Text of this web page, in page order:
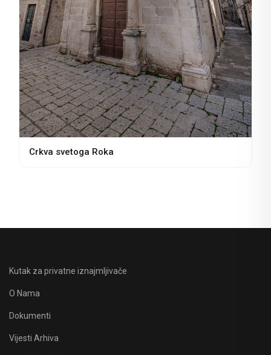
Crkva svetoga Roka
Kutak za privatne iznajmljivače
O Nama
Dokumenti
Vijesti Arhiva